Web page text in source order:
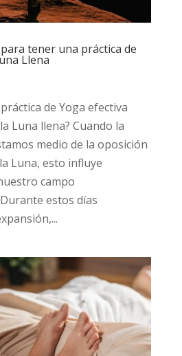
tener una práctica de
Llena
de Yoga efectiva
Luna llena? Cuando la
medio de la oposición
Luna, esto influye
campo
estos días